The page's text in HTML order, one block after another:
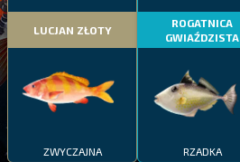
LUCJAN ZŁOTY
ZWYCZAJNA
ROGATNICA
GWIAŹDZISTA
RZADKA